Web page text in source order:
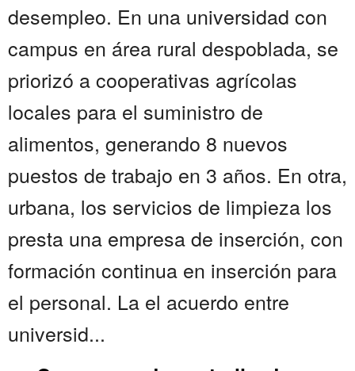
desempleo. En una universidad con
campus en área rural despoblada, se
priorizó a cooperativas agrícolas
locales para el suministro de
alimentos, generando 8 nuevos
puestos de trabajo en 3 años. En otra,
urbana, los servicios de limpieza los
presta una empresa de inserción, con
formación continua en inserción para
el personal. La el acuerdo entre
universid...